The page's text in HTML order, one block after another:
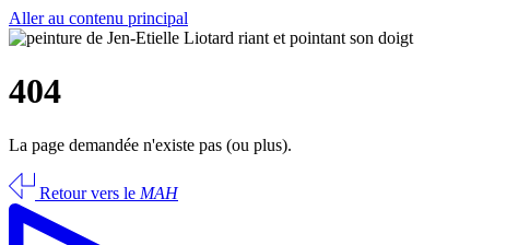
Aller au contenu principal
404
La page demandée n'existe pas (ou plus).
Retour vers le MAH